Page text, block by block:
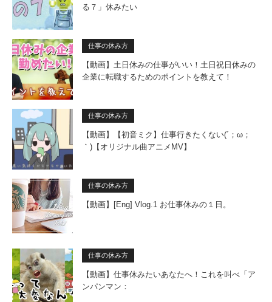
る７」休みたい
仕事の休み方
【動画】土日休みの仕事がいい！土日祝日休みの
企業に転職するためのポイントを教えて！
仕事の休み方
【動画】【初音ミク】仕事行きたくない(´；ω；
｀)【オリジナル曲アニメMV】
仕事の休み方
【動画】[Eng] Vlog.1 お仕事休みの１日。
仕事の休み方
【動画】仕事休みたいあなたへ！これを叫べ「ア
ンパンマン：